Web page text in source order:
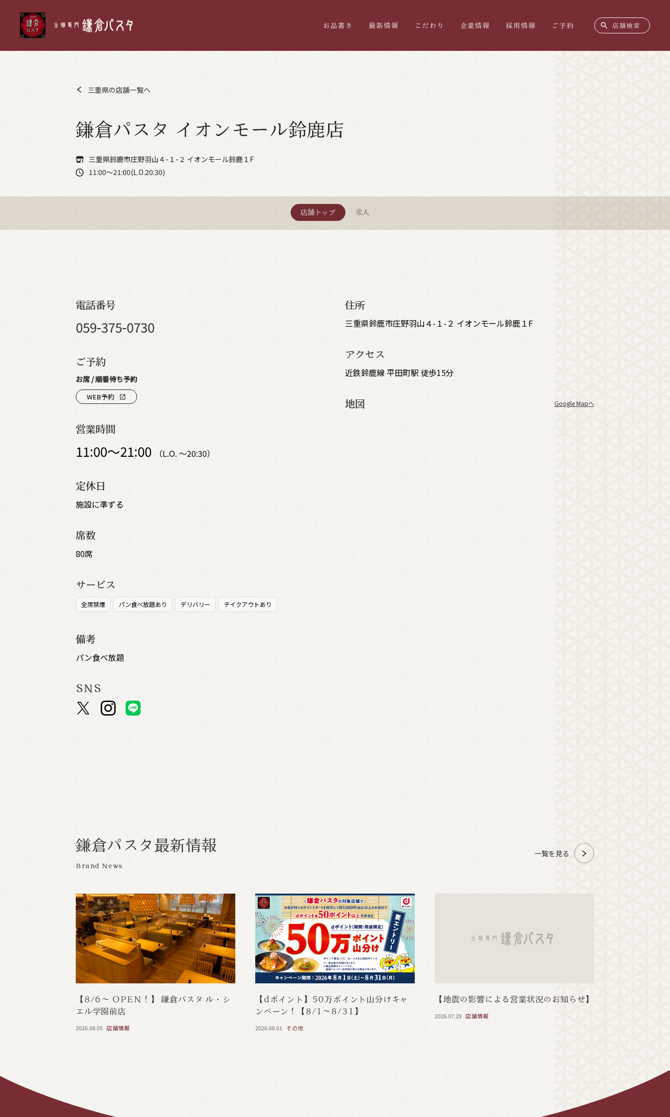
お品書き 最新情報 こだわり 企業情報 採用情報 ご予約 search 店舗検索
三重県の店舗一覧へ
鎌倉パスタ イオンモール鈴鹿店
三重県鈴鹿市庄野羽山４-１-２ イオンモール鈴鹿１F
11:00～21:00(L.O.20:30)
店舗トップ 求人
電話番号
059-375-0730
ご予約
お席 / 順番待ち予約
WEB予約 open_in_new
営業時間
11:00～21:00 （L.O. ～20:30）
定休日
施設に準ずる
席数
80席
サービス
全席禁煙 パン食べ放題あり デリバリー テイクアウトあり
備考
パン食べ放題
SNS
住所
三重県鈴鹿市庄野羽山４-１-２ イオンモール鈴鹿１F
アクセス
近鉄鈴鹿線 平田町駅 徒歩15分
地図 Google Mapへ
鎌倉パ ス タ 最新情報
Brand News
一覧を見る
【8/6～ OPEN！】 鎌倉パスタ ル・シ
エル学園前店
2026.08.05 店舗情報
【dポイント】50万ポイント山分けキャ
ンペーン！【8/1～8/31】
2026.08.01 その他
【地震の影響による営業状況のお知らせ】
2026.07.29 店舗情報